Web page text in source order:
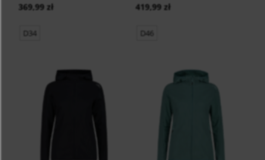
369,99 zł
D34
419,99 zł
D46